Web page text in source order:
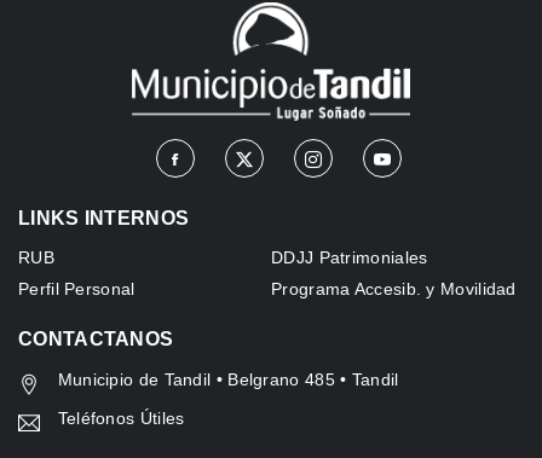
LINKS INTERNOS
RUB
DDJJ Patrimoniales
Perfil Personal
Programa Accesib. y Movilidad
CONTACTANOS
Municipio de Tandil • Belgrano 485 • Tandil
Teléfonos Útiles